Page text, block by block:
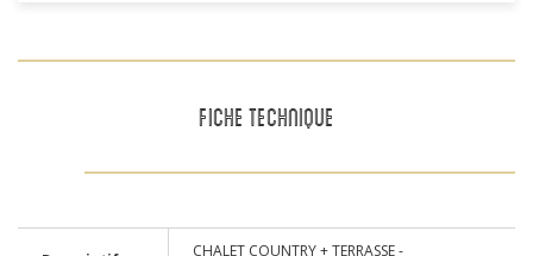
FICHE TECHNIQUE
CHALET COUNTRY + TERRASSE -